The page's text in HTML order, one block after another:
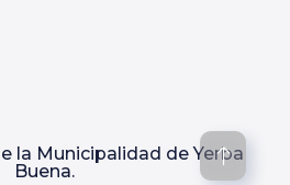
la Municipalidad de Yerba
Buena.